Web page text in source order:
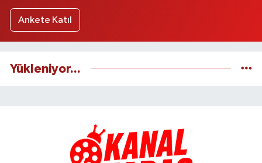
Ankete Katıl
Yükleniyor...